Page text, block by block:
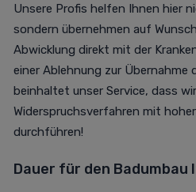
Unsere Profis helfen Ihnen hier
sondern übernehmen auf
Abwicklung direkt mit der
einer Ablehnung zur Übernahme
beinhaltet unser Service, dass
Widerspruchsverfahren mit
durchführen!
Dauer für den Badumbau